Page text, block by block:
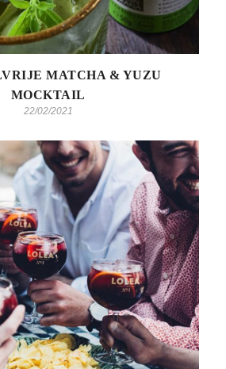
MATCHA & YUZU
MOCKTAIL
22/02/2021